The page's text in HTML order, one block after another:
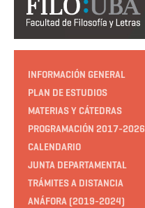
INFORMACIÓN GENERAL
PLAN DE ESTUDIOS
MATERIAS Y CÁTEDRAS
PROGRAMACIÓN 2017-2026
CALENDARIO
JUNTA DEPARTAMENTAL
TRÁMITES A DISTANCIA
ANÁFORA (2019-2024)